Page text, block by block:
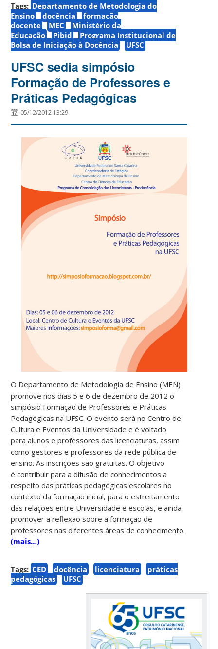
Tags: Departamento de Metodologia do
Ensino
docência
formação
docente
MEC
Ministério da
Educação
Pibid
Programa Institucional de
Bolsa de Iniciação à Docência
UFSC
UFSC sedia simpósio
Formação de Professores e
Práticas Pedagógicas
05/12/2012 13:29
O Departamento de Metodologia de Ensino (MEN)
promove nos dias 5 e 6 de dezembro de 2012 o
simpósio Formação de Professores e Práticas
Pedagógicas na UFSC. O evento será no Centro de
Cultura e Eventos da Universidade e é voltado
para alunos e professores das licenciaturas, assim
como gestores e professores da rede pública de
ensino. As inscrições são gratuitas. O objetivo
é contribuir para a difusão de conhecimentos a
respeito das práticas pedagógicas escolares no
contexto da formação inicial, para o estreitamento
das relações entre Universidade e escolas, e ainda
promover a reflexão sobre a formação de
professores nas diferentes áreas de conhecimento.
(mais…)
Tags: CED docência licenciatura
práticas
pedagógicas
UFSC